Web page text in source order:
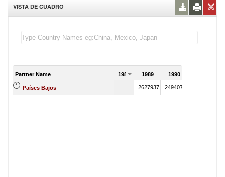
VISTA DE CUADRO
Partner Name 1988 1989 1990
Países Bajos 2627937 2494070